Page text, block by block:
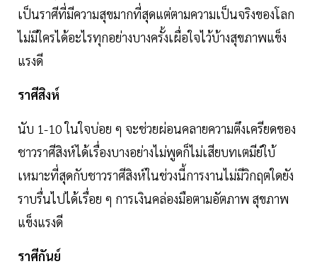
เป็นราศีที่มีความสุขมากที่สุดแต่ตามความเป็นจริงของโลก
ไม่มีใครได้อะไรทุกอย่างบางครั้งเผื่อใจไว้บ้างสุขภาพแข็ง
แรงดี
ราศีสิงห์
นับ 1-10 ในใจบ่อย ๆ จะช่วยผ่อนคลายความตึงเครียดของ
ชาวราศีสิงห์ได้เรื่องบางอย่างไม่พูดก็ไม่เสียบทเตมีย์ใบ้
เหมาะที่สุดกับชาวราศีสิงห์ในช่วงนี้การงานไม่มีวิกฤตใดยัง
ราบรื่นไปได้เรื่อย ๆ การเงินคล่องมือตามอัตภาพ สุขภาพ
แข็งแรงดี
ราศีกันย์